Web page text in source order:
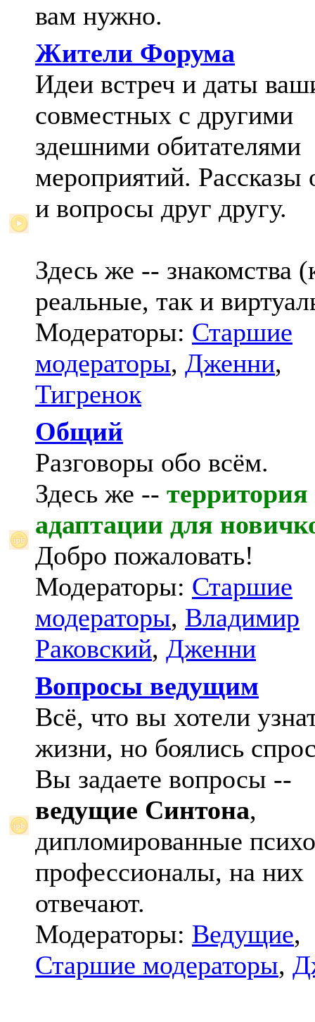
вам нужно.
Жители Форума
Идеи встреч и даты
совместных с другими
здешними обитателями
мероприятий. Рассказы
и вопросы друг другу.
Здесь же -- знакомства
реальные, так и
Модераторы: Старшие
модераторы, Дженни,
Тигренок
Общий
Разговоры обо всём.
Здесь же -- территория
адаптации для
Добро пожаловать!
Модераторы: Старшие
модераторы, Владимир
Раковский, Дженни
Вопросы ведущим
Всё, что вы хотели
жизни, но боялись
Вы задаете вопросы --
ведущие Синтона,
дипломированные
профессионалы, на них
отвечают.
Модераторы: Ведущие,
Старшие модераторы,